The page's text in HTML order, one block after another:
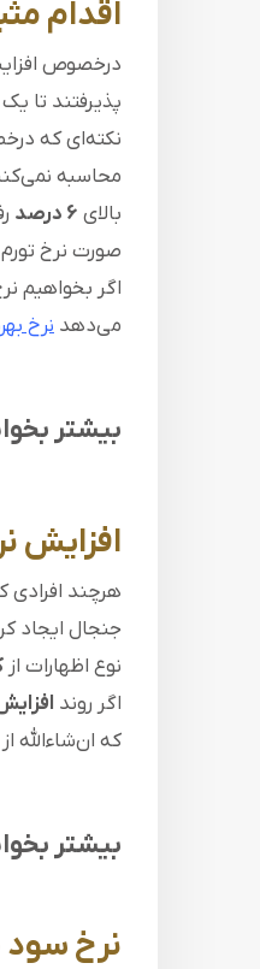
اقدام
درخصوص
پذیرفتند تا یک
نکته‌ای که
محاسبه
بالای 6 درصد
صورت نرخ
می‌دهد نرخ
بیشتر
افزایش
هرچند افرادی
جنجال ایجاد
نوع اظهارات از
اگر روند
که ان‌شاءالله
بیشتر
نرخ سود